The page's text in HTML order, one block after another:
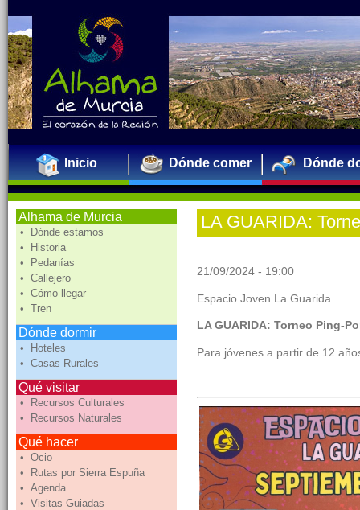
Inicio Dónde comer Dónde
Alhama de Murcia
• Dónde estamos
• Historia
• Pedanías
• Callejero
• Cómo llegar
• Tren
Dónde dormir
• Hoteles
• Casas Rurales
Qué visitar
• Recursos Culturales
• Recursos Naturales
Qué hacer
• Ocio
• Rutas por Sierra Espuña
• Agenda
• Visitas Guiadas
LA GUARIDA:
21/09/2024 - 19:00
Espacio Joven La Guarida
LA GUARIDA: Torneo Ping-
Para jóvenes a partir de 12